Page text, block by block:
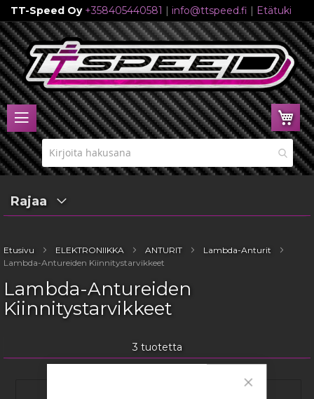
TT-Speed Oy +358405440581 | info@ttspeed.fi | Etätuki
Skip
to
Content
Etusivu ELEKTRONIIKKA ANTURIT
Lambda-Anturit
Lambda-Antureiden Kiinnitystarvikkeet
Lambda-Antureiden
Kiinnitystarvikkeet
3 tuotetta
Rajaa